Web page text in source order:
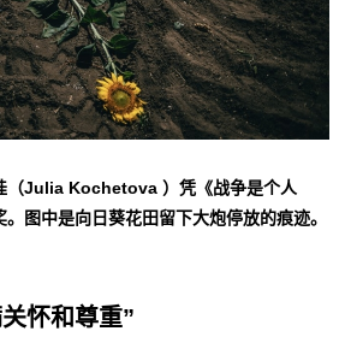
（Julia Kochetova ）凭《战争是个人
图中是向日葵花田留下大炮停放的痕迹。
怀和尊重”